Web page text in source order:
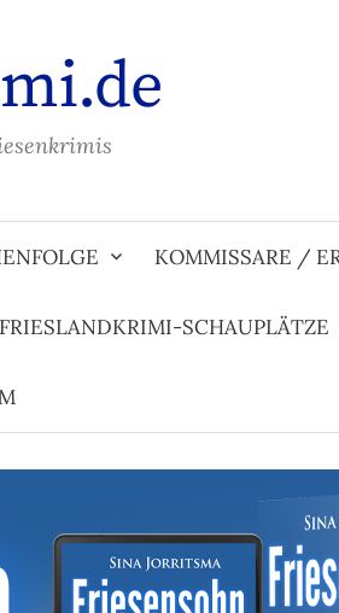
KOMMISSARE /
SCHAUPLÄTZE